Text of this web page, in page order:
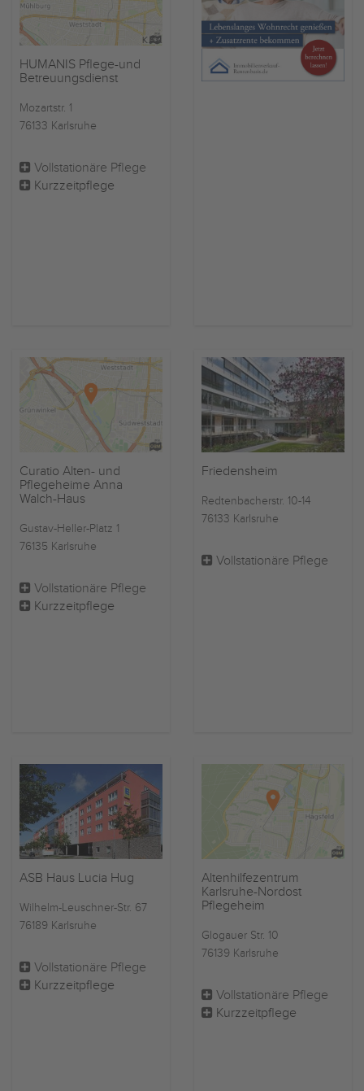
HUMANIS Pflege-und
Betreuungsdienst
Mozartstr. 1
76133 Karlsruhe
Vollstationäre Pflege
Kurzzeitpflege
Curatio Alten- und
Pflegeheime Anna
Walch-Haus
Gustav-Heller-Platz 1
76135 Karlsruhe
Vollstationäre Pflege
Kurzzeitpflege
Friedensheim
Redtenbacherstr. 10-14
76133 Karlsruhe
Vollstationäre Pflege
ASB Haus Lucia Hug
Wilhelm-Leuschner-Str. 67
76189 Karlsruhe
Vollstationäre Pflege
Kurzzeitpflege
Altenhilfezentrum
Karlsruhe-Nordost
Pflegeheim
Glogauer Str. 10
76139 Karlsruhe
Vollstationäre Pflege
Kurzzeitpflege